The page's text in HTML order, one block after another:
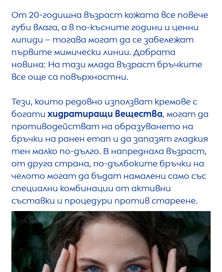
От 20-годишна възраст кожата все повече
губи влага, а в по-късните години и ценни
липиди – тогава могат да се забележат
първите мимически линии. Добрата
новина: На тази млада възраст бръчките
все още са повърхностни.
Тези, които редовно използват кремове с
богати хидратиращи вещества, могат да
противодействат на образуването на
бръчки на ранен етап и да запазят гладкия
тен малко по-дълго. В напреднала възраст,
от друга страна, по-дълбоките бръчки на
челото могат да бъдат намалени само със
специални комбинации от активни
съставки и процедури против стареене.